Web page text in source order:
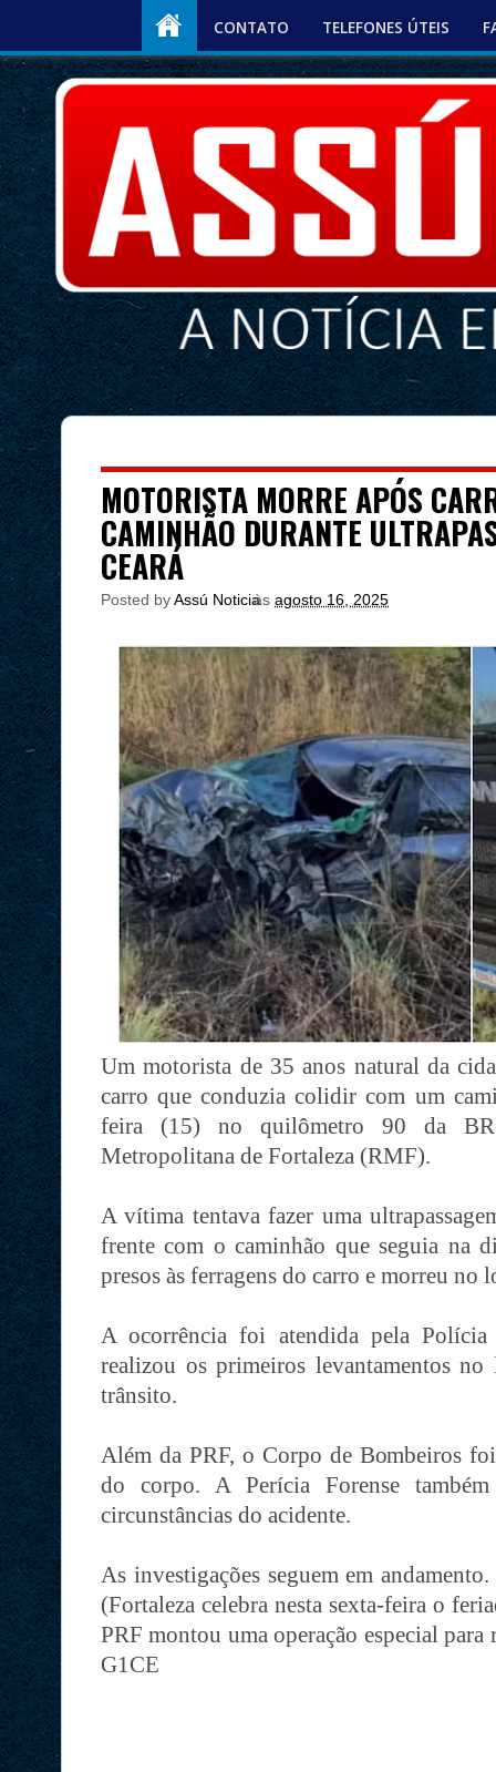
CONTATO TELEFONES ÚTEIS
MOTORISTA MORRE APÓS
CAMINHÃO DURANTE
CEARÁ
Posted byAssú Noticia
às agosto 16, 2025
Um motorista de 35 anos natural da
carro que conduzia colidir com um
feira (15) no quilômetro 90 da
Metropolitana de Fortaleza (RMF).
A vítima tentava fazer uma
frente com o caminhão que seguia na
presos às ferragens do carro e morreu no
A ocorrência foi atendida pela
realizou os primeiros levantamentos
trânsito.
Além da PRF, o Corpo de Bombeiros
do corpo. A Perícia Forense
circunstâncias do acidente.
As investigações seguem em
(Fortaleza celebra nesta sexta-feira o
PRF montou uma operação especial
G1CE